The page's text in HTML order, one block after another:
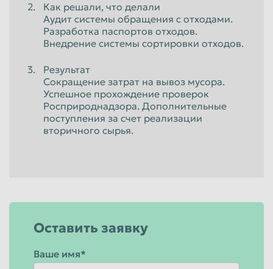
Как решали, что делали
Аудит системы обращения с отходами.
Разработка паспортов отходов.
Внедрение системы сортировки отходов.
Результат
Сокращение затрат на вывоз мусора.
Успешное прохождение проверок
Росприроднадзора. Дополнительные
поступления за счет реализации
вторичного сырья.
Оставить заявку
Ваше имя*